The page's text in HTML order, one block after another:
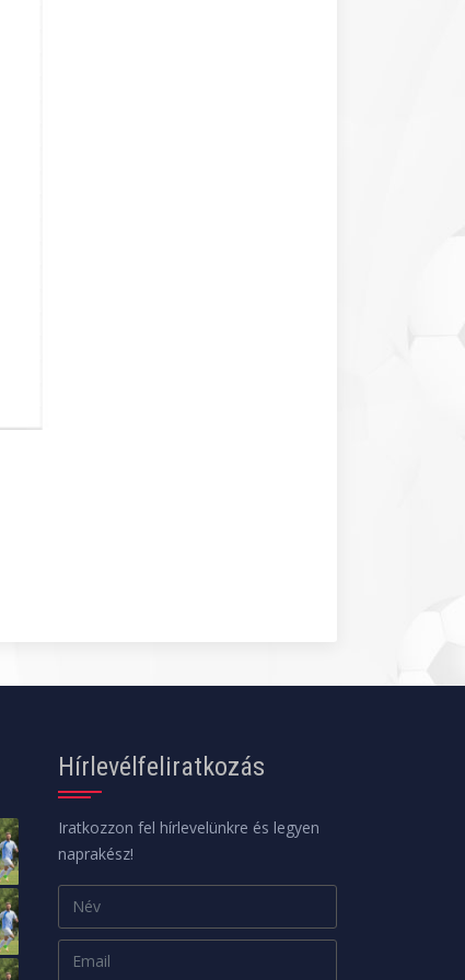
Hírlevélfeliratkozás
Iratkozzon fel hírlevelünkre és legyen
naprakész!